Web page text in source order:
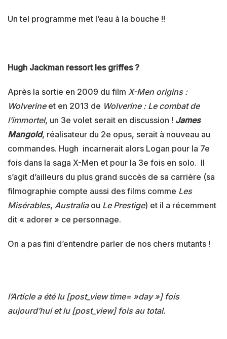
Un tel programme met l’eau à la bouche !!
Hugh Jackman ressort les griffes ?
Après la sortie en 2009 du film X-Men origins :
Wolverineet en 2013 de Wolverine : Le combat de
l’immortel, un 3e volet serait en discussion ! James
Mangold, réalisateur du 2e opus, serait à nouveau au
commandes. Hugh incarnerait alors Logan pour la 7e
fois dans la saga X-Men et pour la 3e fois en solo. Il
s’agit d’ailleurs du plus grand succès de sa carrière (sa
filmographie compte aussi des films comme Les
Misérables, Australiaou Le Prestige) et il a récemment
dit « adorer » ce personnage.
On a pas fini d’entendre parler de nos chers mutants !
l’Article a été lu [post_view time= »day »] fois
aujourd’hui et lu [post_view] fois au total.